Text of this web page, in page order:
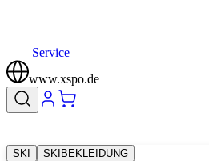
Service
www.xspo.de
SKI SKIBEKLEIDUNG